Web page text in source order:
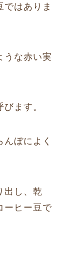
ではありま
うな赤い実
ます。
ぼによく
出し、乾
ーヒー豆で